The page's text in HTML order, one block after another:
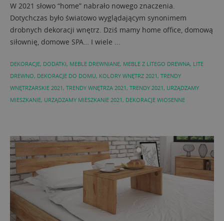
W 2021 słowo “home” nabrało nowego znaczenia.
Dotychczas było światowo wyglądającym synonimem
drobnych dekoracji wnętrz. Dziś mamy home office, domową
siłownię, domowe SPA… I wiele ...
DEKORACJE, DODATKI, MEBLE DREWNIANE, MEBLE Z LITEGO DREWNA, LITE
DREWNO, DEKORACJE DO DOMU, KOLORY WNĘTRZ 2021, TRENDY
WNĘTRZARSKIE 2021, TRENDY WNĘTRZA 2021, TRENDY 2021, URZĄDZAMY
MIESZKANIE, URZĄDZAMY MIESZKANIE 2021, DEKORACJE WIOSENNE